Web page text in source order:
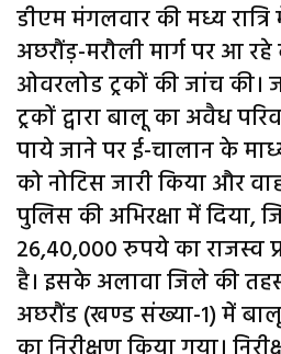
डीएम मंगलवार की मध्य
अछरौंड़-मरौली मार्ग पर आ
ओवरलोड ट्रकों की जांच
ट्रकों द्वारा बालू का अवैध
पाये जाने पर ई-चालान के
को नोटिस जारी किया और
पुलिस की अभिरक्षा में दिया,
26,40,000 रुपये का राजस्व
है। इसके अलावा जिले की
अछरौंड (खण्ड संख्या-1) में